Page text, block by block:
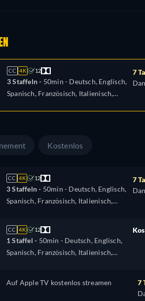
CC 4K 12
3 Staffeln - 50min - Deutsch, Englisch,
Spanisch, Französisch, Italienisch,
7
Kostenlos
CC 4K 12
3 Staffeln - 50min - Deutsch, Englisch,
Spanisch, Französisch, Italienisch,
Türkisch
7
CC 4K 12
1 Staffel - 50min - Deutsch, Englisch,
Spanisch, Französisch, Italienisch,
Auf Apple TV kostenlos streamen
7